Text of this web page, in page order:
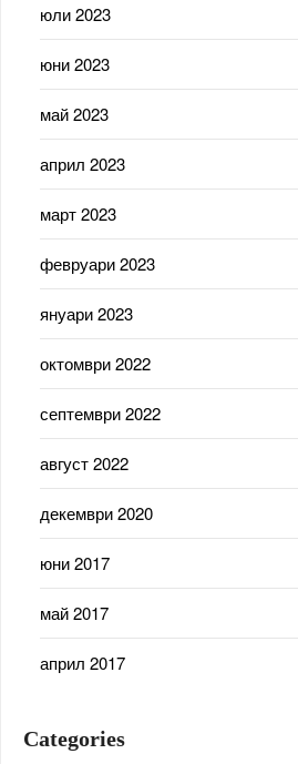
юли 2023
юни 2023
май 2023
април 2023
март 2023
февруари 2023
януари 2023
октомври 2022
септември 2022
август 2022
декември 2020
юни 2017
май 2017
април 2017
Categories